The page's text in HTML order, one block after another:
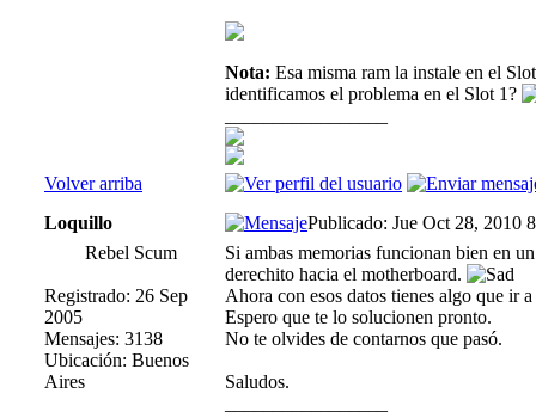
Nota: Esa misma ram la instale en el
identificamos el problema en el Slot 1?
Volver arriba
Loquillo
Publicado: Jue Oct 28, 2010
Rebel Scum
Registrado: 26 Sep
2005
Mensajes: 3138
Ubicación: Buenos
Aires
Si ambas memorias funcionan bien en
derechito hacia el motherboard.
Ahora con esos datos tienes algo que ir
Espero que te lo solucionen pronto.
No te olvides de contarnos que pasó.
Saludos.